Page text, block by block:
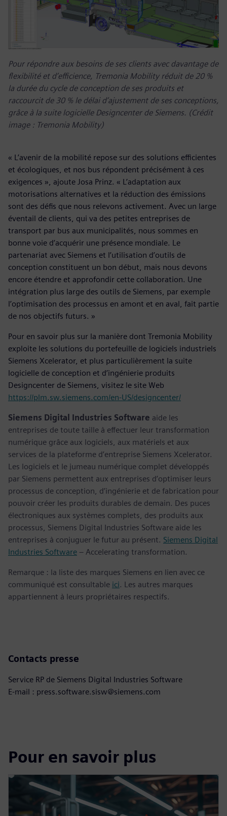
Pour répondre aux besoins de ses clients avec davantage de
flexibilité et d’efficience, Tremonia Mobility réduit de 20 %
la durée du cycle de conception de ses produits et
raccourcit de 30 % le délai d’ajustement de ses conceptions,
grâce à la suite logicielle Designcenter de Siemens. (Crédit
image : Tremonia Mobility)
« L’avenir de la mobilité repose sur des solutions efficientes
et écologiques, et nos bus répondent précisément à ces
exigences », ajoute Josa Prinz. « L’adaptation aux
motorisations alternatives et la réduction des émissions
sont des défis que nous relevons activement. Avec un large
éventail de clients, qui va des petites entreprises de
transport par bus aux municipalités, nous sommes en
bonne voie d’acquérir une présence mondiale. Le
partenariat avec Siemens et l’utilisation d’outils de
conception constituent un bon début, mais nous devons
encore étendre et approfondir cette collaboration. Une
intégration plus large des outils de Siemens, par exemple
l’optimisation des processus en amont et en aval, fait partie
de nos objectifs futurs. »
Pour en savoir plus sur la manière dont Tremonia Mobility
exploite les solutions du portefeuille de logiciels industriels
Siemens Xcelerator, et plus particulièrement la suite
logicielle de conception et d’ingénierie produits
Designcenter de Siemens, visitez le site Web
https://plm.sw.siemens.com/en-US/designcenter/
Siemens Digital Industries Software aide les
entreprises de toute taille à effectuer leur transformation
numérique grâce aux logiciels, aux matériels et aux
services de la plateforme d’entreprise Siemens Xcelerator.
Les logiciels et le jumeau numérique complet développés
par Siemens permettent aux entreprises d’optimiser leurs
processus de conception, d’ingénierie et de fabrication pour
pouvoir créer les produits durables de demain. Des puces
électroniques aux systèmes complets, des produits aux
processus, Siemens Digital Industries Software aide les
entreprises à conjuguer le futur au présent. Siemens Digital
Industries Software – Accelerating transformation.
Remarque : la liste des marques Siemens en lien avec ce
communiqué est consultable ici. Les autres marques
appartiennent à leurs propriétaires respectifs.
Contacts presse
Service RP de Siemens Digital Industries Software
E-mail : press.software.sisw@siemens.com
Pour en savoir plus